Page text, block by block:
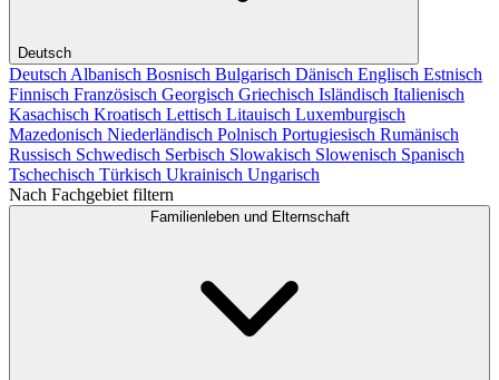
Deutsch
Deutsch Albanisch Bosnisch Bulgarisch Dänisch Englisch Estnisch
Finnisch Französisch Georgisch Griechisch Isländisch Italienisch
Kasachisch Kroatisch Lettisch Litauisch Luxemburgisch
Mazedonisch Niederländisch Polnisch Portugiesisch Rumänisch
Russisch Schwedisch Serbisch Slowakisch Slowenisch Spanisch
Tschechisch Türkisch Ukrainisch Ungarisch
Nach Fachgebiet filtern
Familienleben und Elternschaft